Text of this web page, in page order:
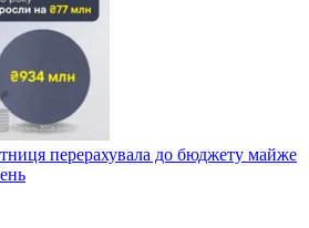
перерахувала до бюджету майже